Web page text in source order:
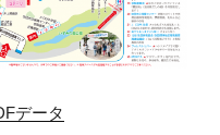
データ